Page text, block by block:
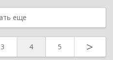
еще
3 4 5 >